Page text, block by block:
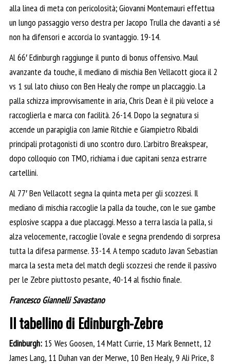
alla linea di meta con pericolosità; Giovanni Montemauri effettua
un lungo passaggio verso destra per Jacopo Trulla che davanti a sé
non ha difensori e accorcia lo svantaggio. 19-14.
Al 66′ Edinburgh raggiunge il punto di bonus offensivo. Maul
avanzante da touche, il mediano di mischia Ben Vellacott gioca il 2
vs 1 sul lato chiuso con Ben Healy che rompe un placcaggio. La
palla schizza improvvisamente in aria, Chris Dean è il più veloce a
raccoglierla e marca con facilità. 26-14. Dopo la segnatura si
accende un parapiglia con Jamie Ritchie e Giampietro Ribaldi
principali protagonisti di uno scontro duro. L’arbitro Breakspear,
dopo colloquio con TMO, richiama i due capitani senza estrarre
cartellini.
Al 77′ Ben Vellacott segna la quinta meta per gli scozzesi. Il
mediano di mischia raccoglie la palla da touche, con le sue gambe
esplosive scappa a due placcaggi. Messo a terra lascia la palla, si
alza velocemente, raccoglie l’ovale e segna prendendo di sorpresa
tutta la difesa parmense. 33-14. A tempo scaduto Javan Sebastian
marca la sesta meta del match degli scozzesi che rende il passivo
per le Zebre piuttosto pesante, 40-14 al fischio finale.
Francesco Giannelli Savastano
Il tabellino di Edinburgh-Zebre
Edinburgh: 15 Wes Goosen, 14 Matt Currie, 13 Mark Bennett, 12
James Lang, 11 Duhan van der Merwe, 10 Ben Healy, 9 Ali Price, 8